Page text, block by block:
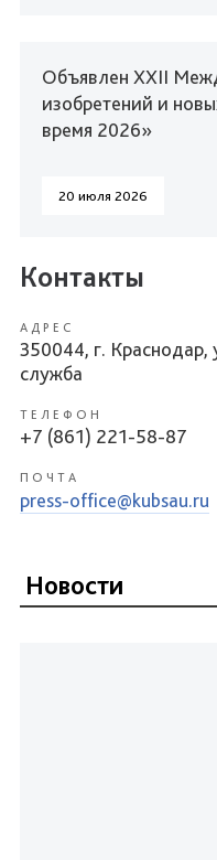
Объявлен XXII
изобретений и
время 2026»
20 июля 2026
Контакты
АДРЕС
350044, г. Краснодар,
служба
ТЕЛЕФОН
+7 (861) 221-58-87
ПОЧТА
press-office@kubsau.ru
Новости